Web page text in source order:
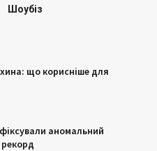
Шоубіз
що корисніше для
аномальний